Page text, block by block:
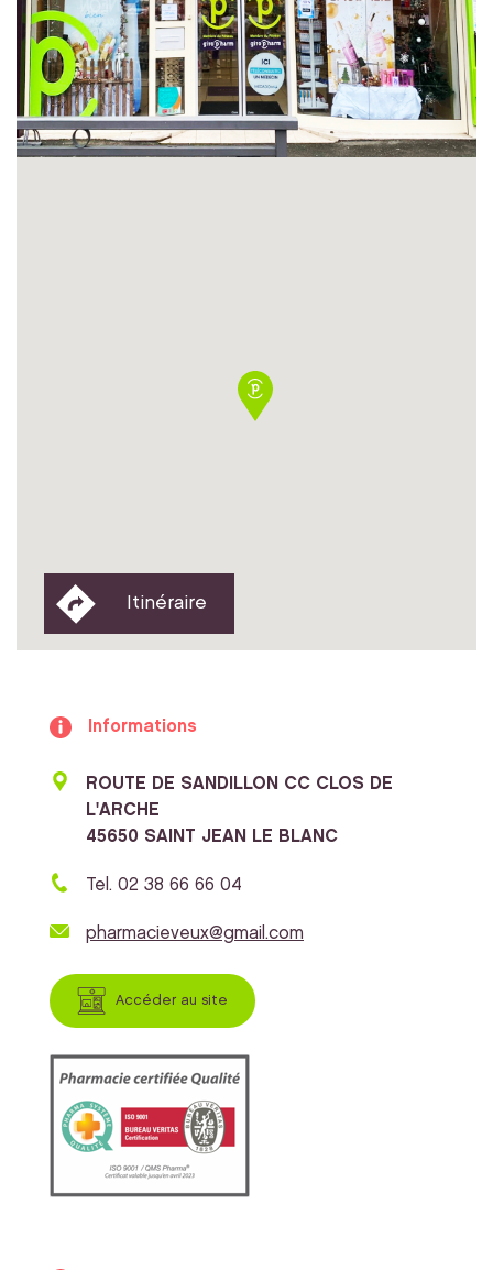
Itinéraire
Informations
ROUTE DE SANDILLON CC CLOS DE
L'ARCHE
45650 SAINT JEAN LE BLANC
Tel. 02 38 66 66 04
pharmacieveux@gmail.com
Accéder au site